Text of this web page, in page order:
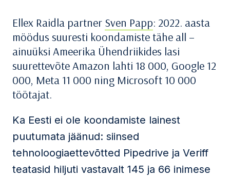
Ellex Raidla partner Sven Papp: 2022. aasta
möödus suuresti koondamiste tähe all –
ainuüksi Ameerika Ühendriikides lasi
suurettevõte Amazon lahti 18 000, Google 12
000, Meta 11 000 ning Microsoft 10 000
töötajat.
Ka Eesti ei ole koondamiste lainest
puutumata jäänud: siinsed
tehnoloogiaettevõtted Pipedrive ja Veriff
teatasid hiljuti vastavalt 145 ja 66 inimese